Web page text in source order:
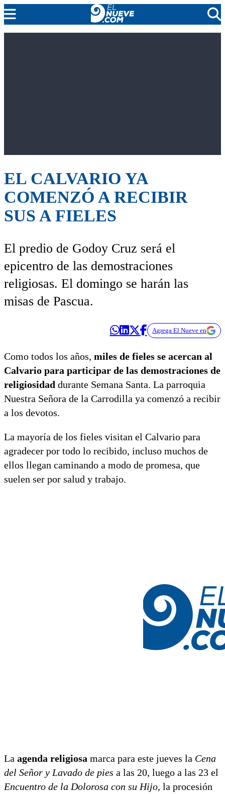
EL CALVARIO YA
COMENZÓ A RECIBIR
SUS A FIELES
El predio de Godoy Cruz será el
epicentro de las demostraciones
religiosas. El domingo se harán las
misas de Pascua.
Agrega El Nueve en
Como todos los años, miles de fieles se acercan al
Calvario para participar de las demostraciones de
religiosidad durante Semana Santa. La parroquia
Nuestra Señora de la Carrodilla ya comenzó a recibir
a los devotos.
La mayoría de los fieles visitan el Calvario para
agradecer por todo lo recibido, incluso muchos de
ellos llegan caminando a modo de promesa, que
suelen ser por salud y trabajo.
La agenda religiosa marca para este jueves la Cena
del Señor y Lavado de pies a las 20, luego a las 23 el
Encuentro de la Dolorosa con su Hijo, la procesión